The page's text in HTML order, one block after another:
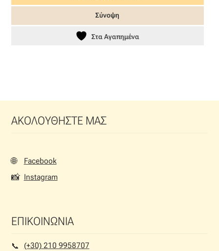
37,90 €. είναι:
Σύνοψη
Στα Αγαπημένα
ΑΚΟΛΟΥΘΗΣΤΕ ΜΑΣ
🌐 Facebook
📸 Instagram
ΕΠΙΚΟΙΝΩΝΙΑ
📞︎
(+30) 210 9958707